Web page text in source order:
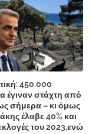
450.000
έγιναν στάχτη από
σήμερα – κι όμως
έλαβε 40% και
του 2023,ενώ